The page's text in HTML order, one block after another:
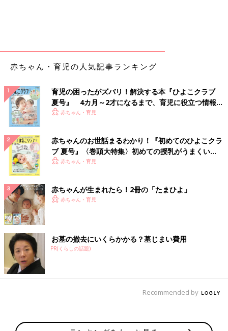
赤ちゃん・育児の人気記事ランキング
育児の困ったがズバリ！解決する本『ひよこクラブ
夏号』 4カ月～2才になるまで、育児に役立つ情報が
いっぱい！
赤ちゃん・育児
赤ちゃんのお世話まるわかり！『初めてのひよこクラ
ブ 夏号』〈巻頭大特集〉初めての授乳がうまくい
く！ おっぱい・ミルクの基本と夏のトラブル 解決テ
赤ちゃん・育児
赤ちゃんが生まれたら！2冊の「たまひよ」
赤ちゃん・育児
お墓の撤去にいくらかかる？墓じまい費用
PR(くらしの話題)
Recommended by